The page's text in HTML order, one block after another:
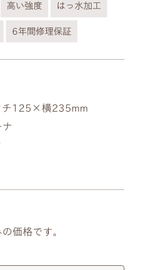
高い強度 はっ水加工
6年間修理保証
チ125×横235mm
価格です。